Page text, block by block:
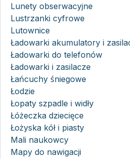
Lunety obserwacyjne
Lustrzanki cyfrowe
Lutownice
Ładowarki akumulatory i
Ładowarki do telefonów
Ładowarki i zasilacze
Łańcuchy śniegowe
Łodzie
Łopaty szpadle i widły
Łóżeczka dziecięce
Łożyska kół i piasty
Mali naukowcy
Mapy do nawigacji